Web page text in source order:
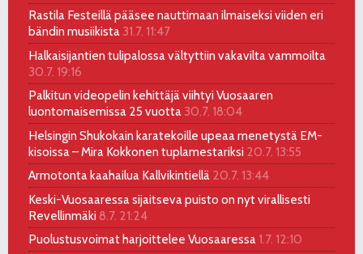
Rastila Festeillä pääsee nauttimaan ilmaiseksi viiden eri
bändin musiikista 31.7. 11:47
Halkaisijantien tulipalossa vältyttiin vakavilta vammoilta
30.7. 19:16
Palkitun videopelin kehittäjä viihtyi Vuosaaren
luontomaisemissa 25 vuotta 30.7. 18:04
Helsingin Shukokain karatekoille upeaa menetystä EM-
kisoissa – Mira Kokkonen tuplamestariksi 20.7. 13:55
Armotonta kaahailua Kallvikintiellä 20.7. 13:44
Keski-Vuosaaressa sijaitseva puisto on nyt virallisesti
Revellinmäki 8.7. 21:24
Puolustusvoimat harjoittelee Vuosaaressa 1.7. 12:10